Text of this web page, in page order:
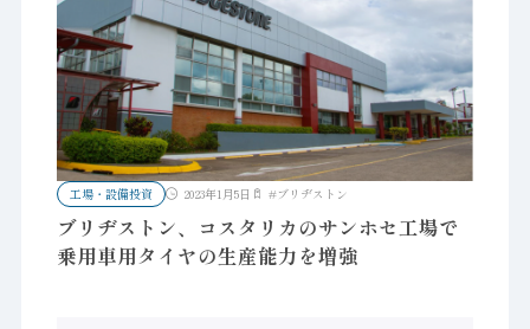
工場・設備投資 2023年1月5日 #ブリヂストン
ブリヂストン、コスタリカのサンホセ工場で
乗用車用タイヤの生産能力を増強